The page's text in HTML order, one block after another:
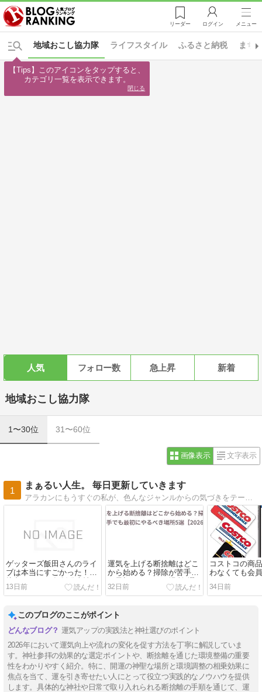
リーダー ログイン メニュー
ライフスタイル ふるさと納税 まち
地域おこし協力隊
人気 フォロー数 急上昇 新着
地域おこし協力隊
1〜30位 31〜60位
画像表示 文字表示
1
まぁるい人生。 毎日更新していきます
ゲッターズ飯田さんのライ
ブは本当にすごかった！直
接占い・2027年版発売情
報・また行きたくなった理
13日前
運気を上げる断捨離はどこ
から始める？掃除が苦手で
も最初にやるべき場所5選
【2026年版】
32日前
コストコの商
わなくても会
あり！ガソリ
会費以上にお
34日前
このブログのここがポイント
運気アップの実践法と神社選びのポイント
2026年において運気向上や流れの変化を促す方法を丁寧に解説していま
す。神社参拝の効果的な選定ポイントや、断捨離を通じた環境整備の重要
性をわかりやすく紹介。特に、開運の神聖な場所と環境調整の相乗効果に
焦点を当て、運を引き寄せたい人にとって役立つ実践的なノウハウを提供
します。具体的な神社や日常で取り入れられる断捨離の手順を通じて、運
【Tips】このアイコンをタップすると、
カテゴリ一覧を表示できます。
閉じる